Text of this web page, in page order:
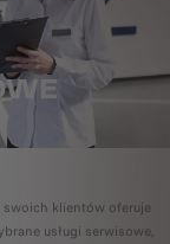
swoich klientów oferuje
usługi serwisowe,